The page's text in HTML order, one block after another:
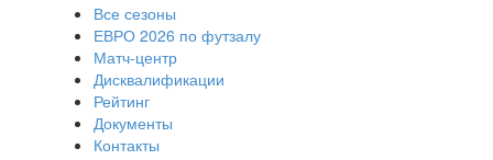
Все сезоны
ЕВРО 2026 по футзалу
Матч-центр
Дисквалификации
Рейтинг
Документы
Контакты